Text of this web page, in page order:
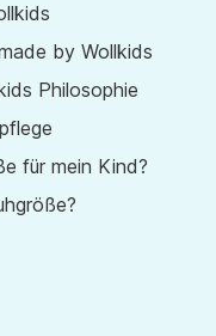
by Wollkids
Philosophie
für mein Kind?